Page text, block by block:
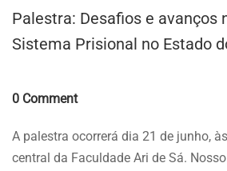
Palestra: Desafios e avanços
Sistema Prisional no Estado
0 Comment
A palestra ocorrerá dia 21 de junho,
central da Faculdade Ari de Sá.